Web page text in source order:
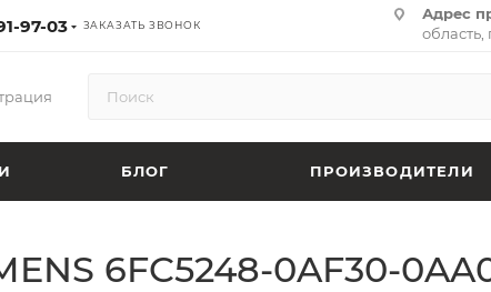
97-03 ЗАКАЗАТЬ ЗВОНОК
Адрес
область,
БЛОГ ПРОИЗВОДИТЕЛИ
6FC5248-0AF30-